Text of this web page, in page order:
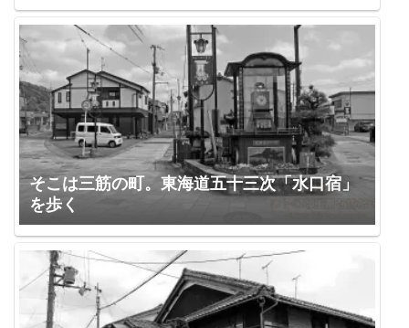
そこは三筋の町。東海道五十三次「水口宿」
を歩く